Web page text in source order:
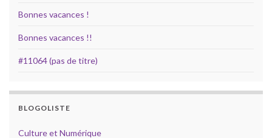
Bonnes vacances !
Bonnes vacances !!
#11064 (pas de titre)
BLOGOLISTE
Culture et Numérique